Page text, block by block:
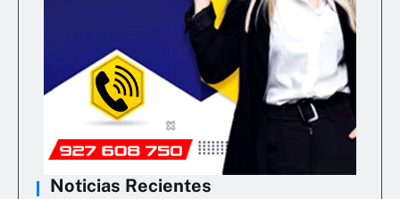
Noticias Recientes